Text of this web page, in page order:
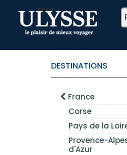
TEST
DESTINATIONS
France
Corse
Pays de la
Provence-
d'Azur